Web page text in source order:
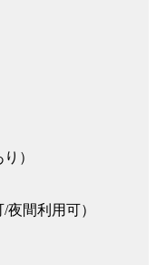
）
間利用可）